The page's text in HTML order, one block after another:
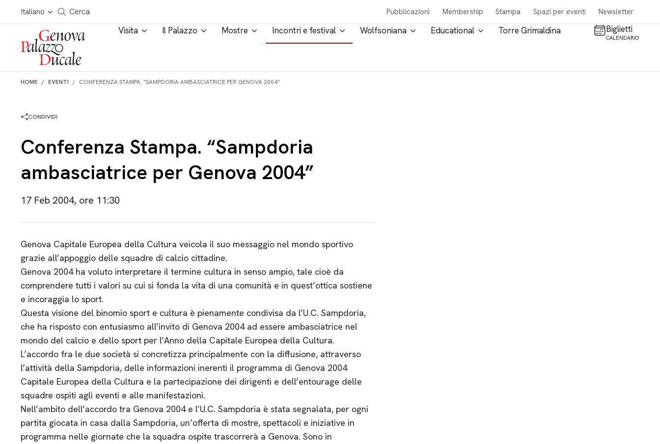
Salta al contenuto
Italiano
Cerca in tutto il sito
Cerca Pubblicazioni Membership Stampa Spazi per eventi Newsletter
Visita Il Palazzo Mostre Incontri e festival Wolfsoniana Educational Torre Grimaldina Biglietti
CALENDARIO
HOME EVENTI CONFERENZA STAMPA. “SAMPDORIA AMBASCIATRICE PER GENOVA 2004”
CONDIVIDI
Conferenza Stampa. “Sampdoria
ambasciatrice per Genova 2004”
17 Feb 2004, ore 11:30
Genova Capitale Europea della Cultura veicola il suo messaggio nel mondo sportivo
grazie all’appoggio delle squadre di calcio cittadine.
Genova 2004 ha voluto interpretare il termine cultura in senso ampio, tale cioè da
comprendere tutti i valori su cui si fonda la vita di una comunità e in quest’ottica sostiene
e incoraggia lo sport.
Questa visione del binomio sport e cultura è pienamente condivisa da l’U.C. Sampdoria,
che ha risposto con entusiasmo all’invito di Genova 2004 ad essere ambasciatrice nel
mondo del calcio e dello sport per l’Anno della Capitale Europea della Cultura.
L’accordo fra le due società si concretizza principalmente con la diffusione, attraverso
l’attività della Sampdoria, delle informazioni inerenti il programma di Genova 2004
Capitale Europea della Cultura e la partecipazione dei dirigenti e dell’entourage delle
squadre ospiti agli eventi e alle manifestazioni.
Nell’ambito dell’accordo tra Genova 2004 e l’U.C. Sampdoria è stata segnalata, per ogni
partita giocata in casa dalla Sampdoria, un’offerta di mostre, spettacoli e iniziative in
programma nelle giornate che la squadra ospite trascorrerà a Genova. Sono in